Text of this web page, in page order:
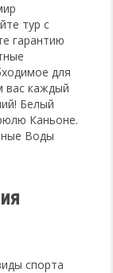
тур с
гарантию
для
вас каждый
Белый
Каньоне.
Воды
спорта